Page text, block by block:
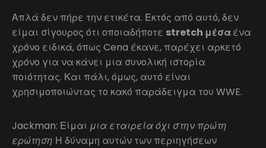
Απλά δεν πήρε την ετικέτα. Εκτός από αυτό, δεν
είμαι σίγουρος ότι οποιαδήποτε stretch μέσαένα
χρόνο ειδικά, όπως Cena έκανε, παρέχει αρκετό
χρόνο για να κάνει μια συνολική ιστορία
ποιότητας. Και πάλι, όμως, αυτό είναι
χρησιμοποιώντας το κακό παράδειγμα του WWE.
Jackman: Είμαι μια εταιρεία όχι στην πρώτη
ερώτηση Η δύναμη αυτών των περιηγήσεων